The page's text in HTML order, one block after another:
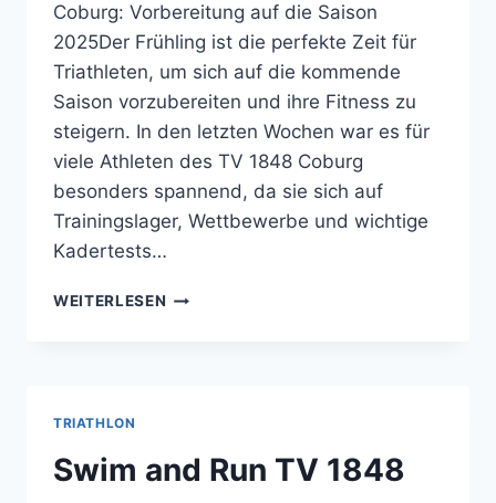
Coburg: Vorbereitung auf die Saison
2025Der Frühling ist die perfekte Zeit für
Triathleten, um sich auf die kommende
Saison vorzubereiten und ihre Fitness zu
steigern. In den letzten Wochen war es für
viele Athleten des TV 1848 Coburg
besonders spannend, da sie sich auf
Trainingslager, Wettbewerbe und wichtige
Kadertests…
WEITERLESEN
TRIATHLON
Swim and Run TV 1848